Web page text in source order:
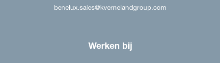
benelux.sales@kvernelandgroup.com
Werken bij